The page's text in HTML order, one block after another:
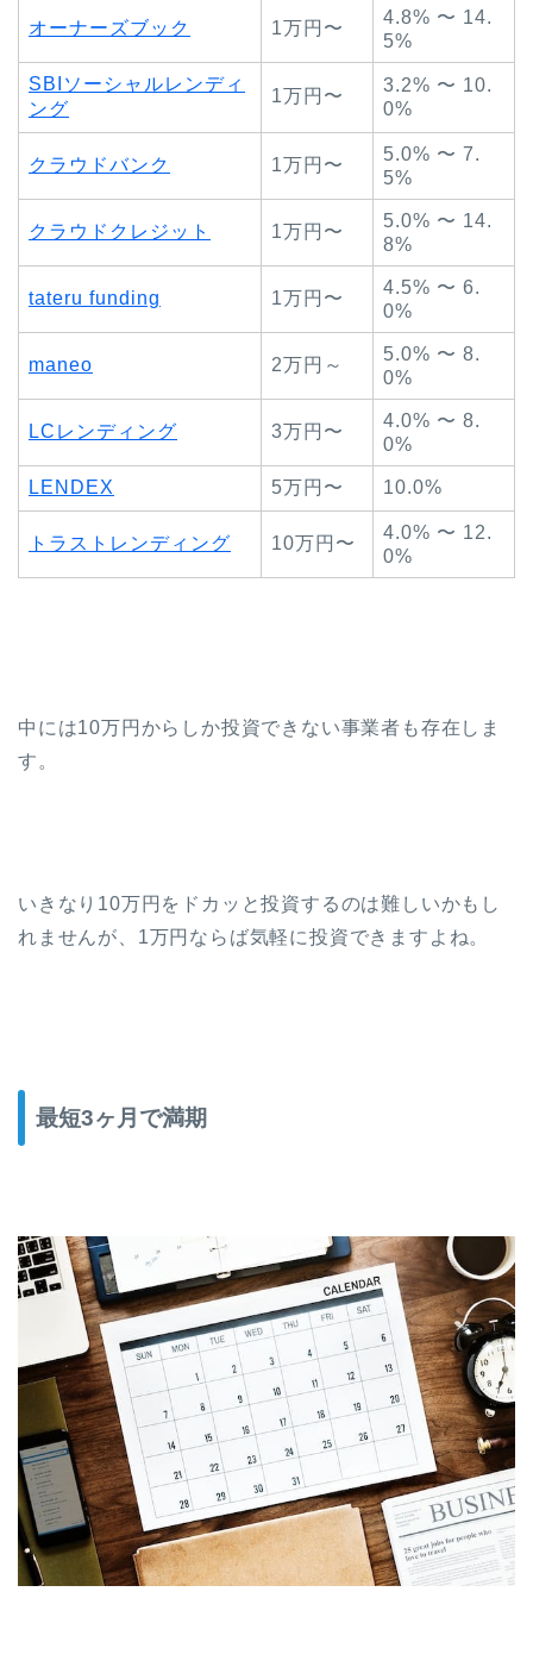
オーナーズブック 1万円〜
4.8% 〜 14.
5%
SBIソーシャルレンディ
ング
1万円〜
3.2% 〜 10.
0%
クラウドバンク 1万円〜
5.0% 〜 7.
5%
クラウドクレジット 1万円〜
5.0% 〜 14.
8%
tateru funding 1万円〜
4.5% 〜 6.
0%
maneo 2万円～
5.0% 〜 8.
0%
LCレンディング 3万円〜
4.0% 〜 8.
0%
LENDEX 5万円〜 10.0%
トラストレンディング 10万円〜
4.0% 〜 12.
0%
中には10万円からしか投資できない事業者も存在しま
す。
いきなり10万円をドカッと投資するのは難しいかもし
れませんが、1万円ならば気軽に投資できますよね。
最短3ヶ月で満期